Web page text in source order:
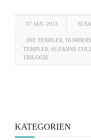
07 JAN. 2013
DIE TEMPLER NUMBERS
TEMPLER SUZANNE
TRILOGIE
KATEGORIEN